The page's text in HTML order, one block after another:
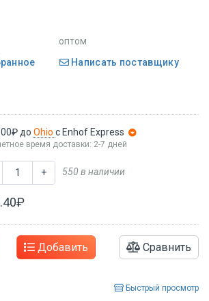
оптом
Написать поставщику
до Ohio с Enhof Express
время доставки: 2-7 дней
+ 550 в наличии
Добавить Сравнить
Быстрый просмотр